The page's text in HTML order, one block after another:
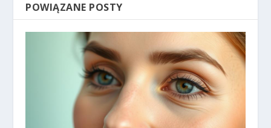
POWIĄZANE POSTY